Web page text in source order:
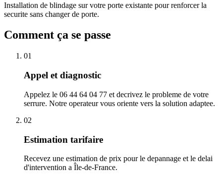
Installation de blindage sur votre porte existante pour renforcer la
securite sans changer de porte.
Comment ça se passe
01
Appel et diagnostic
Appelez le 06 44 64 04 77 et decrivez le probleme de votre
serrure. Notre operateur vous oriente vers la solution adaptee.
02
Estimation tarifaire
Recevez une estimation de prix pour le depannage et le delai
d'intervention a Île-de-France.